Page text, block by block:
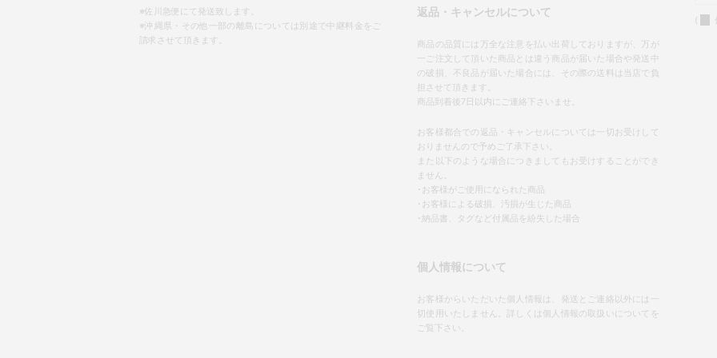
※佐川急便にて発送致します。
※沖縄県・その他一部の離島については別途で中継料金をご
請求させて頂きます。
返品・キャンセルについて
商品の品質には万全な注意を払い出荷しておりますが、万が
一ご注文して頂いた商品とは違う商品が届いた場合や発送中
の破損、不良品が届いた場合には、その際の送料は当店で負
担させて頂きます。
商品到着後7日以内にご連絡下さいませ。
お客様都合での返品・キャンセルについては一切お受けして
おりませんので予めご了承下さい。
また以下のような場合につきましてもお受けすることができ
ません。
･お客様がご使用になられた商品
･お客様による破損、汚損が生じた商品
･納品書、タグなど付属品を紛失した場合
個人情報について
お客様からいただいた個人情報は、発送とご連絡以外には一
切使用いたしません。詳しくは個人情報の取扱いについてを
ご覧下さい。
(